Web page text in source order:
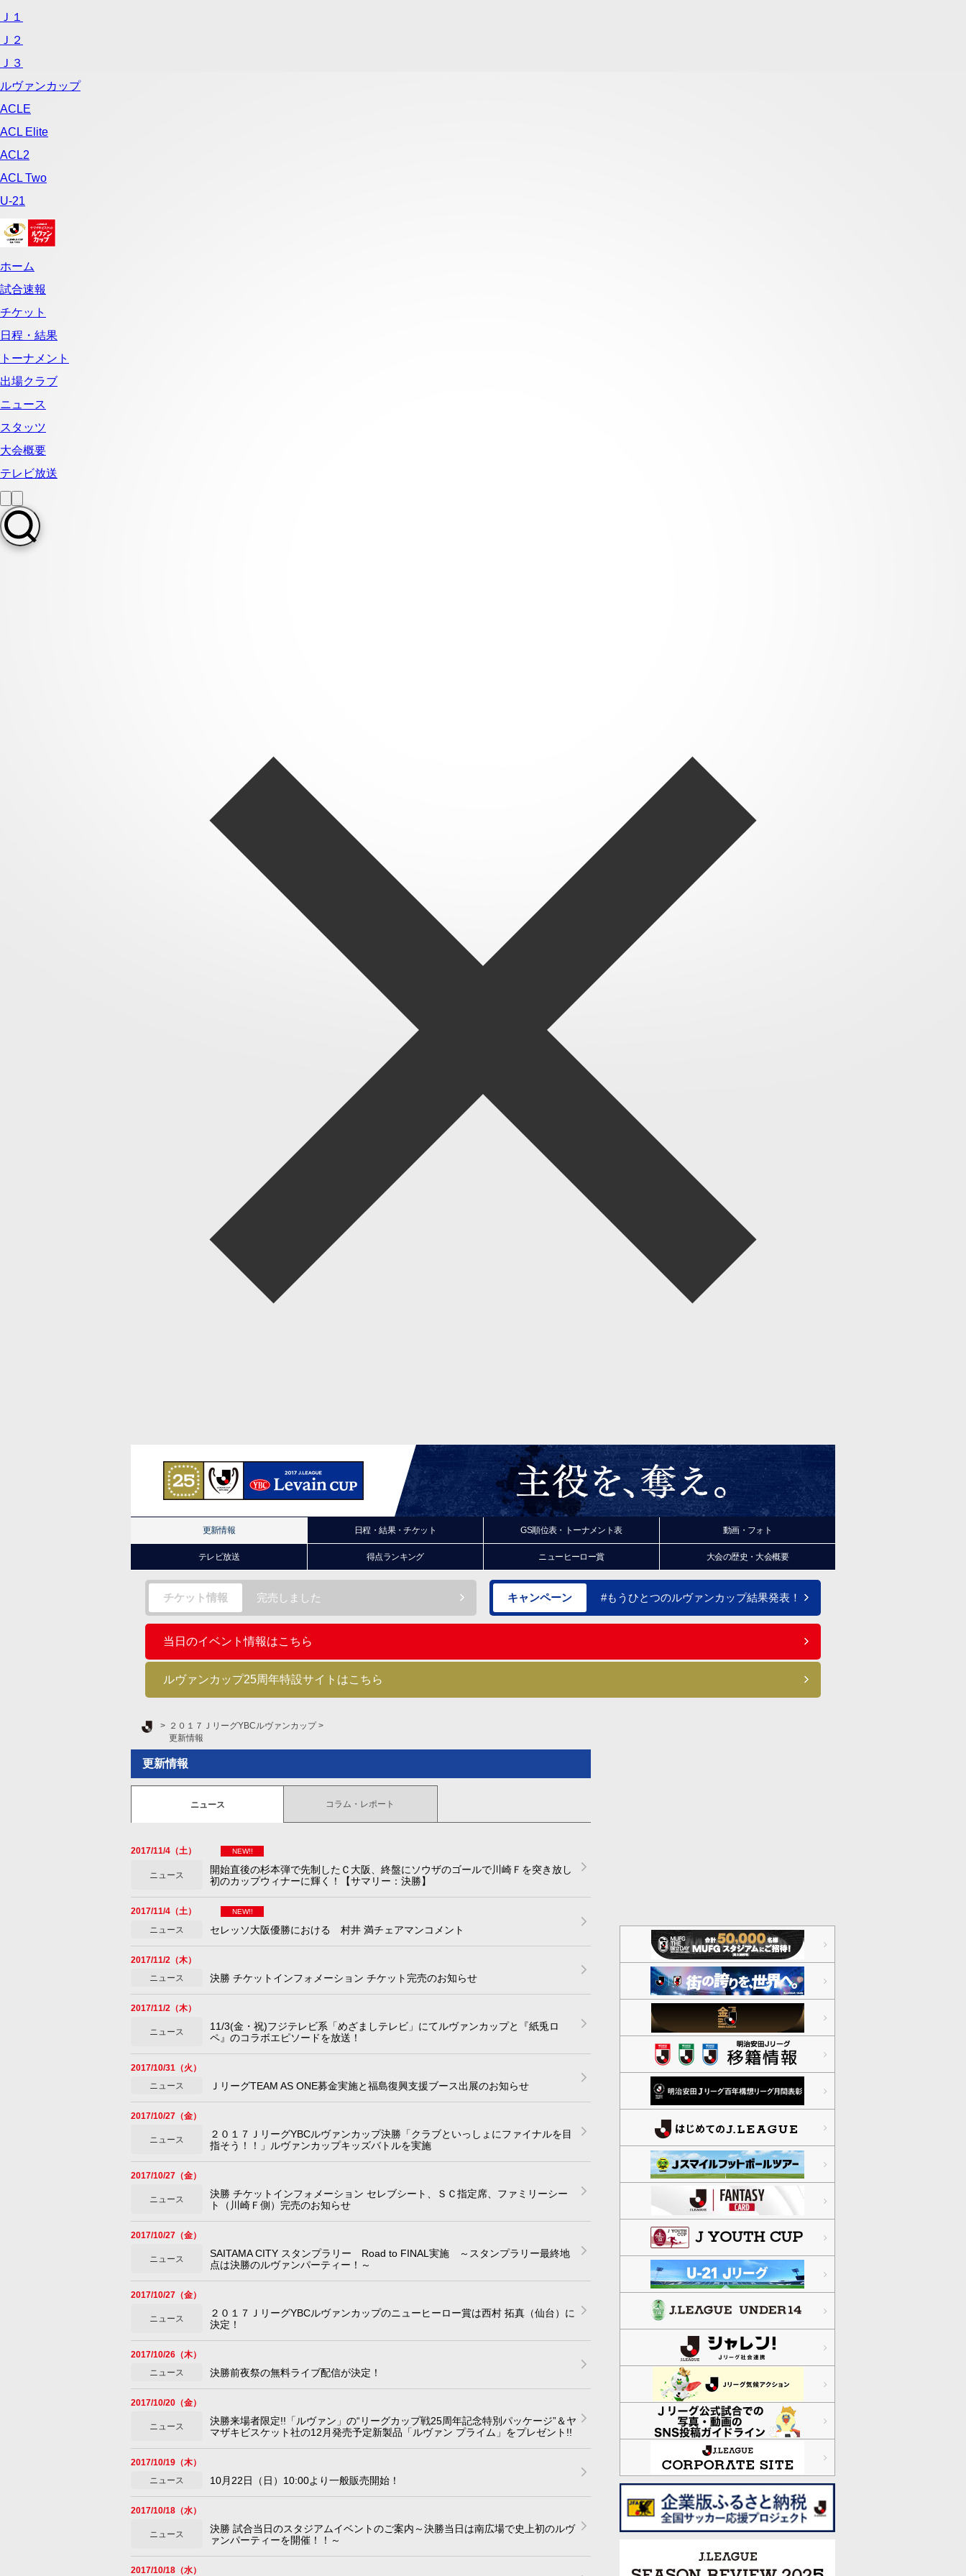
更新情報 日程・結果・チケット GS順位表・トーナメント表 動画・フォト
テレビ放送 得点ランキング ニューヒーロー賞 大会の歴史 ・大会概要
チケット情報 完売しました キャンペーン #もうひとつのルヴァンカップ結果発表！
当日のイベント情報はこちら
ルヴァンカップ25周年特設サイトはこちら
Ｊリーグ TOP
２０１７ＪリーグYBCルヴァンカップ
更新情報
更新情報
ニュース コラム・レポート
2017/11/4（土） NEW!!
ニュース
開始直後の杉本弾で先制したＣ大阪、終盤にソウザのゴールで川崎Ｆを突き放し
初のカップウィナーに輝く！【サマリー：決勝】
2017/11/4（土） NEW!!
ニュース セレッソ大阪優勝における 村井 満チェアマンコメント
2017/11/2（木）
ニュース
決勝 チケットインフォメーション チケット完売のお知らせ
2017/11/2（木）
ニュース
11/3(金・祝)フジテレビ系「めざましテレビ」にてルヴァンカップと『紙兎ロ
ペ』のコラボエピソードを放送！
2017/10/31（火）
ニュース
ＪリーグTEAM AS ONE募金実施と福島復興支援ブース出展のお知らせ
2017/10/27（金）
ニュース
２０１７ＪリーグYBCルヴァンカップ決勝「クラブといっしょにファイナルを目
指そう！！」ルヴァンカップキッズバトルを実施
2017/10/27（金）
ニュース
決勝 チケットインフォメーション セレブシート、ＳＣ指定席、ファミリーシー
ト（川崎Ｆ側）完売のお知らせ
2017/10/27（金）
ニュース
SAITAMA CITY スタンプラリー Road to FINAL実施 ～スタンプラリー最終地
点は決勝のルヴァンパーティー！～
2017/10/27（金）
ニュース
２０１７ＪリーグYBCルヴァンカップのニューヒーロー賞は西村 拓真（仙台）に
決定！
2017/10/26（木）
ニュース
決勝前夜祭の無料ライブ配信が決定！
2017/10/20（金）
ニュース
決勝来場者限定!!「ルヴァン」の“リーグカップ戦25周年記念特別パッケージ”＆ヤ
マザキビスケット社の12月発売予定新製品「ルヴァン プライム」をプレゼント!!
2017/10/19（木）
ニュース
10月22日（日）10:00より一般販売開始！
2017/10/18（水）
ニュース
決勝 試合当日のスタジアムイベントのご案内～決勝当日は南広場で史上初のルヴ
ァンパーティーを開催！！～
2017/10/18（水）